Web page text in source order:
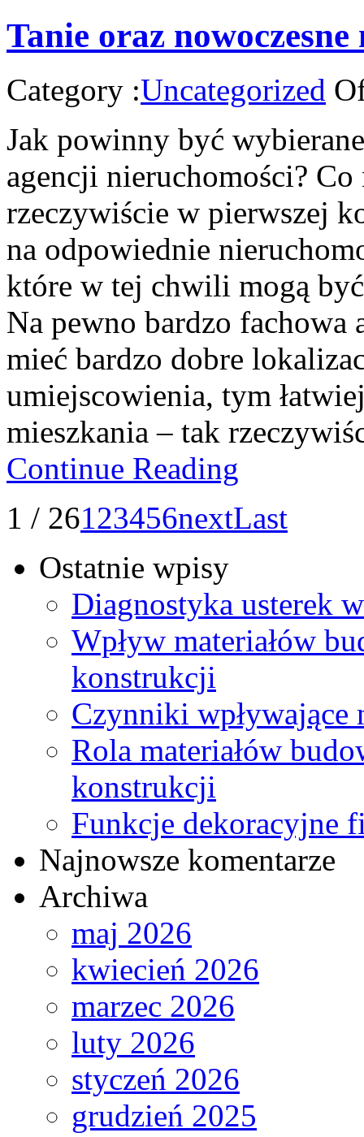
Tanie oraz
Category :Uncategorized
Jak powinny być
agencji nieruchomości?
rzeczywiście w pierwszej
na odpowiednie
które w tej chwili mogą
Na pewno bardzo fachowa
mieć bardzo dobre
umiejscowienia, tym
mieszkania – tak
Continue Reading
1 / 26123456nextLast
Ostatnie wpisy
Diagnostyka usterek
Wpływ materiałów
konstrukcji
Czynniki wpływające
Rola materiałów
konstrukcji
Funkcje dekoracyjne
Najnowsze komentarze
Archiwa
maj 2026
kwiecień 2026
marzec 2026
luty 2026
styczeń 2026
grudzień 2025